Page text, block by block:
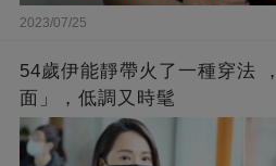
2023/07/25
54歲伊能靜帶火了一種穿法
面」，低調又時髦